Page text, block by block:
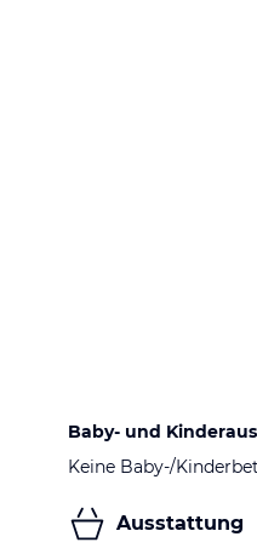
Baby- und
Keine Baby-/
Ausstattung